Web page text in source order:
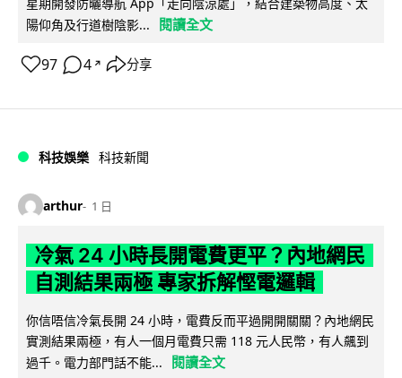
陽仰角及行道樹陰影...
閱讀全文
97 4 ↗ 分享
科技娛樂 科技新聞
arthur 1 日
冷氣 24 小時長開電費更平？內地網民
自測結果兩極 專家拆解慳電邏輯
你信唔信冷氣長開 24 小時，電費反而平過開開關關？內地網民
實測結果兩極，有人一個月電費只需 118 元人民幣，有人飆到
過千。電力部門話不能...
閱讀全文